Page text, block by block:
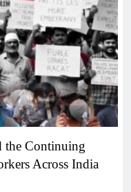
the Continuing
Across India